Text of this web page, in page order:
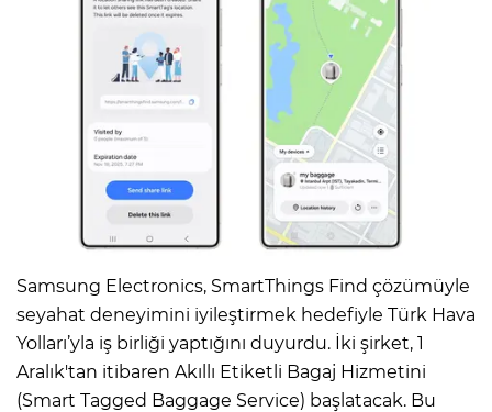
Samsung Electronics, SmartThings Find çözümüyle
seyahat deneyimini iyileştirmek hedefiyle Türk Hava
Yolları’yla iş birliği yaptığını duyurdu. İki şirket, 1
Aralık'tan itibaren Akıllı Etiketli Bagaj Hizmetini
(Smart Tagged Baggage Service) başlatacak. Bu